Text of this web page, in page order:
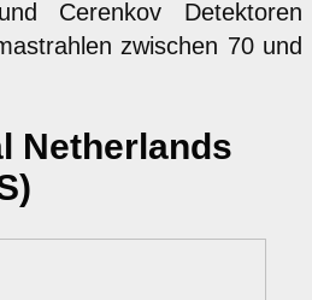
Cerenkov Detektoren
zwischen 70 und
Netherlands